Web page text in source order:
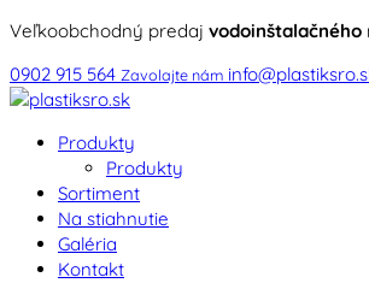
Veľkoobchodný predaj vodoinštalačného
0902 915 564 Zavolajte nám
Produkty
Produkty
Sortiment
Na stiahnutie
Galéria
Kontakt